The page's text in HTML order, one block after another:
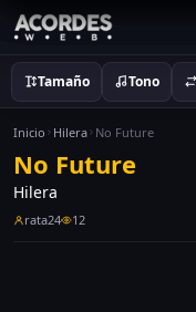
Tamaño Tono
Inicio Hilera No Future
No Future
Hilera
rata24 12